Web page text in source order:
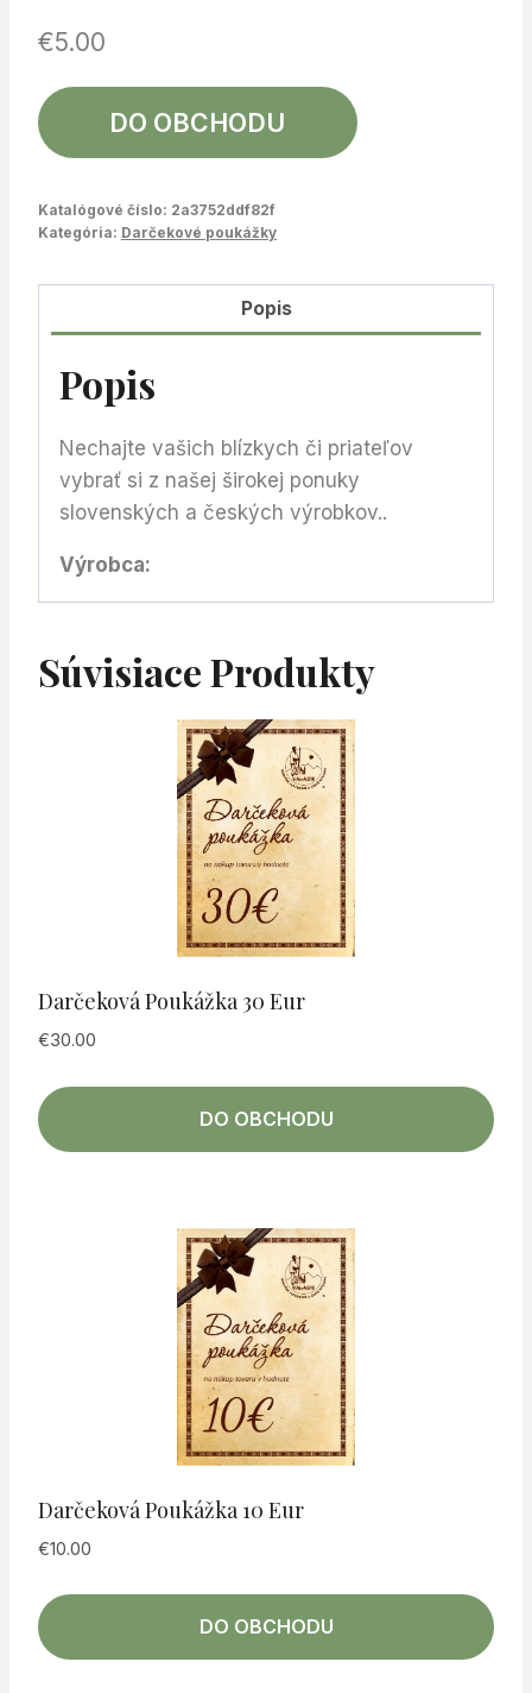
€5.00
DO OBCHODU
Katalógové číslo: 2a3752ddf82f
Kategória: Darčekové poukážky
Popis
Popis
Nechajte vašich blízkych či priateľov
vybrať si z našej širokej ponuky
slovenských a českých výrobkov..
Výrobca:
Súvisiace Produkty
Darčeková Poukážka 30 Eur
€30.00
DO OBCHODU
Darčeková Poukážka 10 Eur
€10.00
DO OBCHODU